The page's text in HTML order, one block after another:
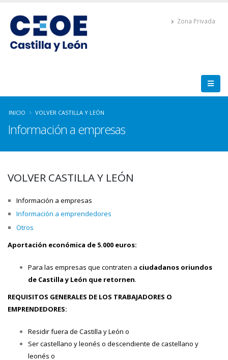
Zona Privada
INICIO VOLVER CASTILLA Y LEÓN
Información a empresas
VOLVER CASTILLA Y LEÓN
Información a empresas
Información a emprendedores
Otros
Aportación económica de 5.000 euros:
Para las empresas que contraten a ciudadanos oriundos
de Castilla y León que retornen.
REQUISITOS GENERALES DE LOS TRABAJADORES O
EMPRENDEDORES:
Residir fuera de Castilla y León o
Ser castellano y leonés o descendiente de castellano y
leonés o